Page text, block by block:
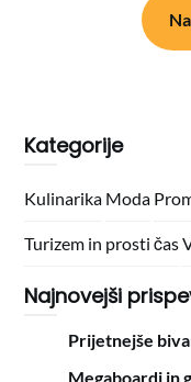
Kategorije
Kulinarika Moda
Turizem in prosti čas
Najnovejši
Prijetnejše
Megaboardi in